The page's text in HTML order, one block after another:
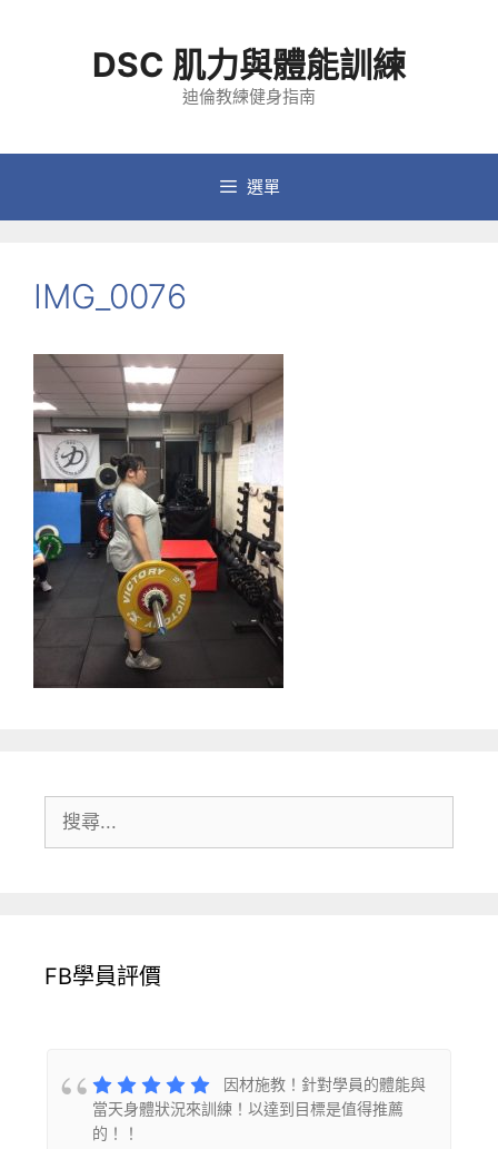
容
DSC 肌力與體能訓練
迪倫教練健身指南
選單
IMG_0076
尋:
FB學員評價
因材施教！針對學員的體能與
當天身體狀況來訓練！以達到目標是值得推薦
的！！